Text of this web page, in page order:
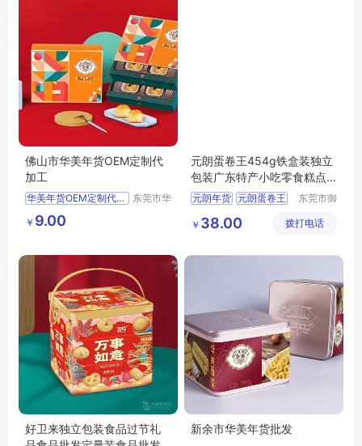
佛山市华美年货OEM定制代
加工
华美年货OEM定制代加工
东莞市华
￥ 9.00
元朗蛋卷王454g铁盒装独立
包装广东特产小吃零食糕点
年货厂家直供
元朗年货 元朗蛋卷王
元朗蛋卷王铁盒装
东莞市御
有限公司
￥ 38.00 拨打电话
好卫来独立包装食品过节礼
新余市华美年货批发